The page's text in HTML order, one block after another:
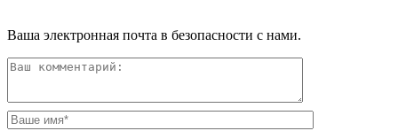
Ваша электронная почта в безопасности с нами.